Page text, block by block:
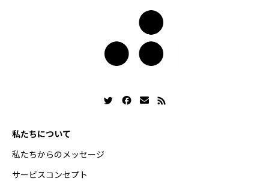
私たちについて
私たちからのメッセージ
サービスコンセプト